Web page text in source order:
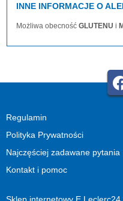
INNE INFORMACJE O
Możliwa obecność GLUTENU i
Regulamin
Polityka Prywatności
Najczęściej zadawane pytania
Kontakt i pomoc
Sklep internetowy E.Leclerc24